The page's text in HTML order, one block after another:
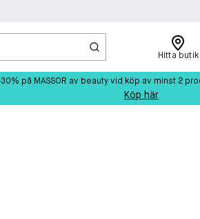
Hitta butik
30% på MASSOR av beauty vid köp av minst 2
Köp här